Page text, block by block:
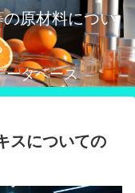
原材料につい
ータベース
スについての